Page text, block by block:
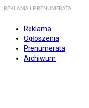
REKLAMA I PRENUMERATA
Reklama
Ogłoszenia
Prenumerata
Archiwum